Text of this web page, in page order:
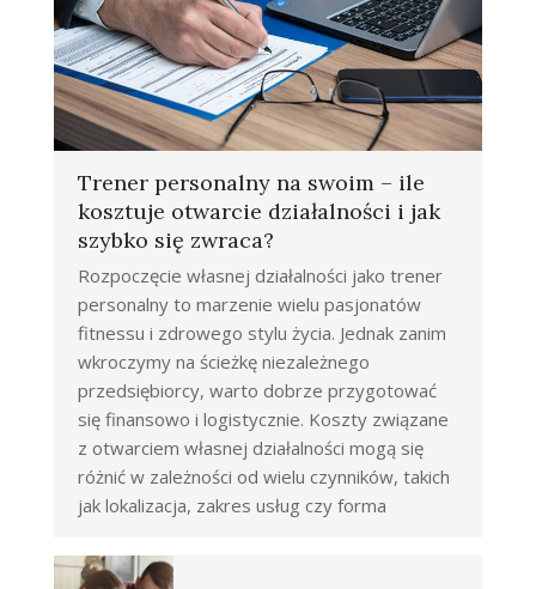
Trener personalny na swoim – ile
kosztuje otwarcie działalności i jak
szybko się zwraca?
Rozpoczęcie własnej działalności jako trener
personalny to marzenie wielu pasjonatów
fitnessu i zdrowego stylu życia. Jednak zanim
wkroczymy na ścieżkę niezależnego
przedsiębiorcy, warto dobrze przygotować
się finansowo i logistycznie. Koszty związane
z otwarciem własnej działalności mogą się
różnić w zależności od wielu czynników, takich
jak lokalizacja, zakres usług czy forma